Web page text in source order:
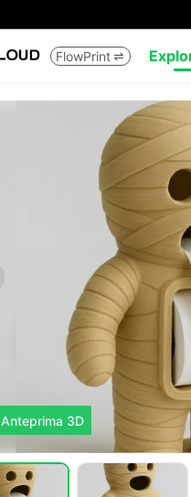
FlowPrint 
Anteprima 3D